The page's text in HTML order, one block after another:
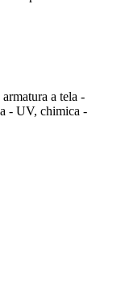
a tela -
- UV, chimica -